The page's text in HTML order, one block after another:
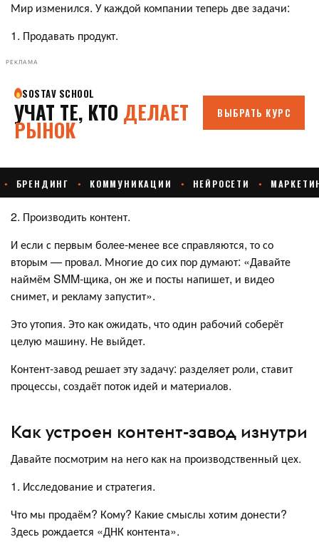
Мир изменился. У каждой компании теперь две задачи:
1. Продавать продукт.
РЕКЛАМА
2. Производить контент.
И если с первым более-менее все справляются, то со
вторым — провал. Многие до сих пор думают: «Давайте
наймём SMM-щика, он же и посты напишет, и видео
снимет, и рекламу запустит».
Это утопия. Это как ожидать, что один рабочий соберёт
целую машину. Не выйдет.
Контент-завод решает эту задачу: разделяет роли, ставит
процессы, создаёт поток идей и материалов.
Как устроен контент-завод изнутри
Давайте посмотрим на него как на производственный цех.
1. Исследование и стратегия.
Что мы продаём? Кому? Какие смыслы хотим донести?
Здесь рождается «ДНК контента».